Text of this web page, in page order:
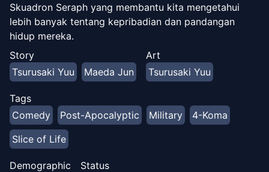
Skuadron Seraph yang membantu kita mengetahui
lebih banyak tentang kepribadian dan pandangan
hidup mereka.
Story
Tsurusaki Yuu
Maeda Jun
Art
Tsurusaki Yuu
Tags
Comedy
Post-Apocalyptic Military
4-Koma
Slice of Life
Demographic
Status